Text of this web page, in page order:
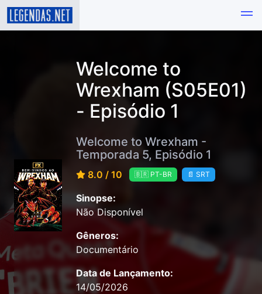
Welcome to
Wrexham (S05E01)
- Episódio 1
Welcome to Wrexham -
Temporada 5, Episódio 1
8.0 / 10 🇧🇷 PT-BR 📄 SRT
Sinopse:
Não Disponível
Gêneros:
Documentário
Data de Lançamento:
14/05/2026